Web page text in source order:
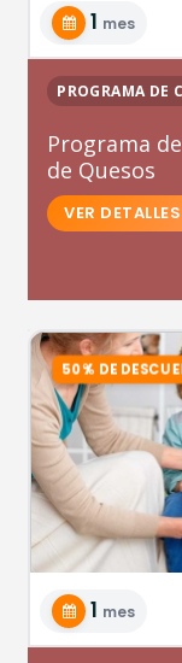
1 mes
PROGRAMA DE
Programa
de Quesos
1 mes